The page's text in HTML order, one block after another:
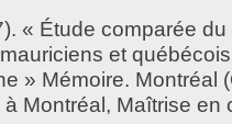
« Étude comparée
et
» Mémoire. Montréal
Montréal, Maîtrise en